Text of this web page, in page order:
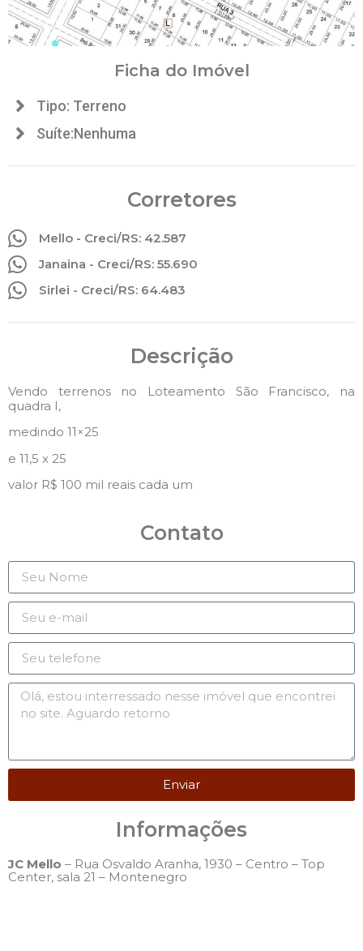
Ficha do Imóvel
Tipo: Terreno
Suíte:Nenhuma
Corretores
Mello - Creci/RS: 42.587
Janaina - Creci/RS: 55.690
Sirlei - Creci/RS: 64.483
Descrição
Vendo terrenos no Loteamento São Francisco, na
quadra I,
medindo 11×25
e 11,5 x 25
valor R$ 100 mil reais cada um
Contato
Enviar
Informações
JC Mello – Rua Osvaldo Aranha, 1930 – Centro – Top
Center, sala 21 – Montenegro